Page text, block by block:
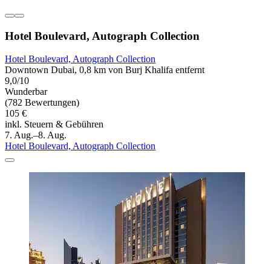
Hotel Boulevard, Autograph Collection
Hotel Boulevard, Autograph Collection
Downtown Dubai, 0,8 km von Burj Khalifa entfernt
9,0/10
Wunderbar
(782 Bewertungen)
105 €
inkl. Steuern & Gebühren
7. Aug.–8. Aug.
Hotel Boulevard, Autograph Collection